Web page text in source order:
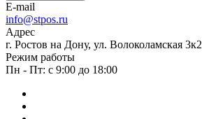
E-mail
info@stpos.ru
Адрес
г. Ростов на Дону, ул. Волоколамская 3к2
Режим работы
Пн - Пт: с 9:00 до 18:00